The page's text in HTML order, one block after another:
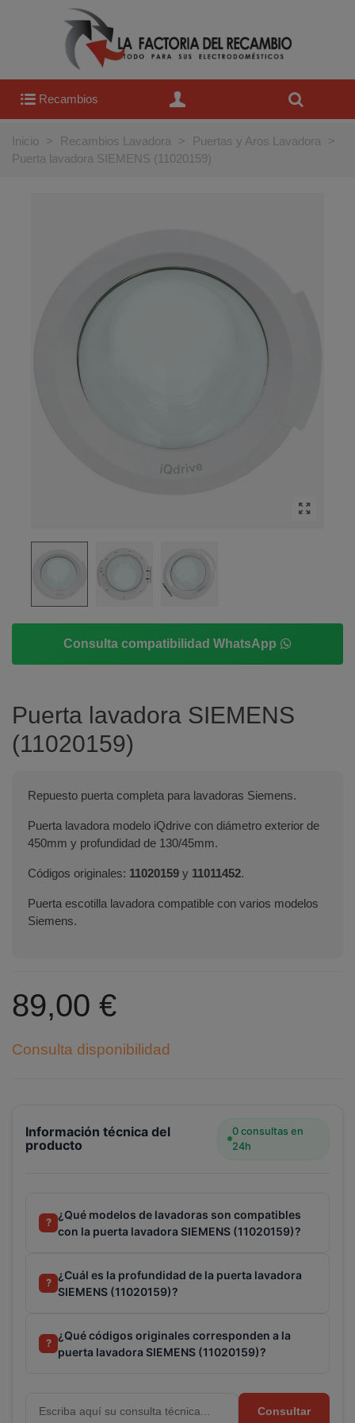
Recambios
Inicio > Recambios Lavadora > Puertas y Aros Lavadora
>
Puerta lavadora SIEMENS (11020159)
Consulta compatibilidad WhatsApp
Puerta lavadora SIEMENS
(11020159)
Repuesto puerta completa para lavadoras Siemens.
Puerta lavadora modelo iQdrive con diámetro exterior de
450mm y profundidad de 130/45mm.
Códigos originales: 11020159 y 11011452.
Puerta escotilla lavadora compatible con varios modelos
Siemens.
89,00 €
Consulta disponibilidad
Información técnica del
producto
0 consultas en
24h
?
¿Qué modelos de lavadoras son compatibles
con la puerta lavadora SIEMENS (11020159)?
?
¿Cuál es la profundidad de la puerta lavadora
SIEMENS (11020159)?
?
¿Qué códigos originales corresponden a la
puerta lavadora SIEMENS (11020159)?
Consultar
lavadora SIEMENS (11020159)